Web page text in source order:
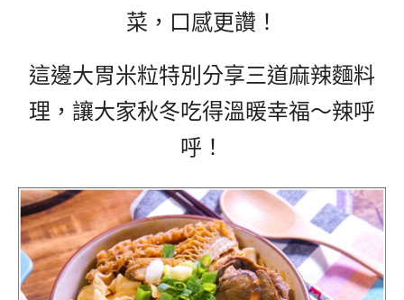
菜，口感更讚！
這邊大胃米粒特別分享三道麻辣麵料
理，讓大家秋冬吃得溫暖幸福～辣呼
呼！